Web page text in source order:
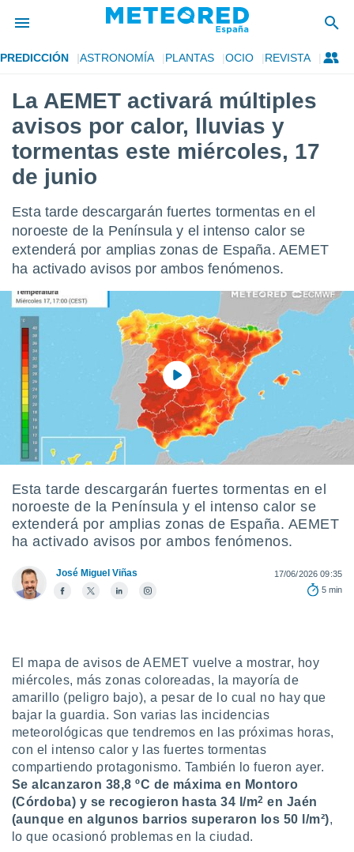
de
por
la
que se
calidad.
las
y
forma
digital
basada
permite
seguir
contenido
coste.
botón
a la
la
todas
nuestros
nos
perfil
y
en
nuestra
y
ACEPTAR
CONTINUAR
CONFIGURACIÓN
PREDICCIÓN ASTRONOMÍA PLANTAS OCIO REVISTA
La AEMET activará múltiples
avisos por calor, lluvias y
tormentas este miércoles, 17
de junio
Esta tarde descargarán fuertes tormentas en el
noroeste de la Península y el intenso calor se
extenderá por amplias zonas de España. AEMET
ha activado avisos por ambos fenómenos.
Esta tarde descargarán fuertes tormentas en el
noroeste de la Península y el intenso calor se
extenderá por amplias zonas de España. AEMET
ha activado avisos por ambos fenómenos.
José Miguel Viñas
17/06/2026 09:35
5 min
El mapa de avisos de AEMET vuelve a mostrar, hoy
miércoles, más zonas coloreadas, la mayoría de
amarillo (peligro bajo), a pesar de lo cual no hay que
bajar la guardia. Son varias las incidencias
meteorológicas que tendremos en las próximas horas,
con el intenso calor y las fuertes tormentas
compartiendo protagonismo. También lo fueron ayer.
Se alcanzaron 38,8 ºC de máxima en Montoro
(Córdoba) y se recogieron hasta 34 l/m2 en Jaén
(aunque en algunos barrios superaron los 50 l/m²),
lo que ocasionó problemas en la ciudad.